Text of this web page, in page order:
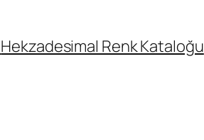
Hekzadesimal Renk Kataloğu